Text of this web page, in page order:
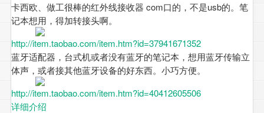
卡西欧、做工很棒的红外线接收器 com口的，不是usb的。笔
记本想用，得加转接头啊。
http://item.taobao.com/item.htm?id=37941671352
蓝牙适配器，台式机或者没有蓝牙的笔记本，想用蓝牙传输立
体声，或者接其他蓝牙设备的好东西。小巧方便。
http://item.taobao.com/item.htm?id=40412605506
详细介绍